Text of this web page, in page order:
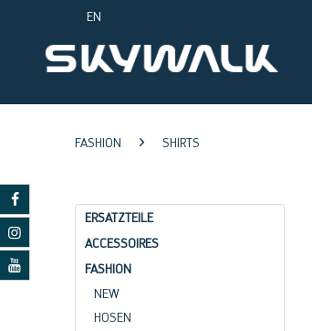
EN
FASHION SHIRTS
ERSATZTEILE
ACCESSOIRES
FASHION
NEW
HOSEN